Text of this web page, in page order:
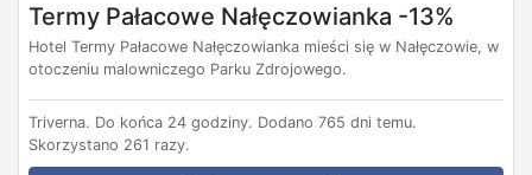
Termy Pałacowe Nałęczowianka -13%
Hotel Termy Pałacowe Nałęczowianka mieści się w Nałęczowie, w
otoczeniu malowniczego Parku Zdrojowego.
Triverna. Do końca 24 godziny. Dodano 765 dni temu.
Skorzystano 261 razy.